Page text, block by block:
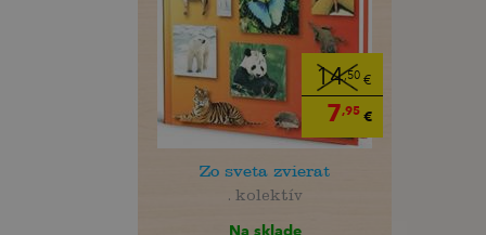
14,50€
7,95€
Zo sveta zvierat
. kolektív
Na sklade